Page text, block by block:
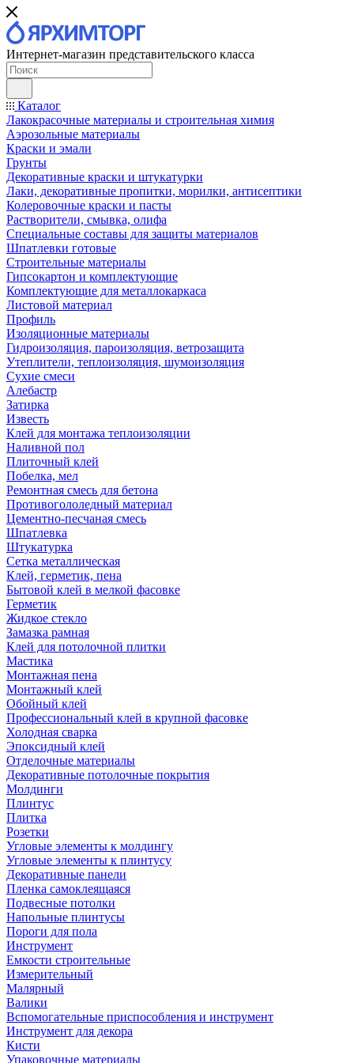
Интернет-магазин представительского класса
Каталог
Лакокрасочные материалы и строительная химия
Аэрозольные материалы
Краски и эмали
Грунты
Декоративные краски и штукатурки
Лаки, декоративные пропитки, морилки, антисептики
Колеровочные краски и пасты
Растворители, смывка, олифа
Специальные составы для защиты материалов
Шпатлевки готовые
Строительные материалы
Гипсокартон и комплектующие
Комплектующие для металлокаркаса
Листовой материал
Профиль
Изоляционные материалы
Гидроизоляция, пароизоляция, ветрозащита
Утеплители, теплоизоляция, шумоизоляция
Сухие смеси
Алебастр
Затирка
Известь
Клей для монтажа теплоизоляции
Наливной пол
Плиточный клей
Побелка, мел
Ремонтная смесь для бетона
Противогололедный материал
Цементно-песчаная смесь
Шпатлевка
Штукатурка
Сетка металлическая
Клей, герметик, пена
Бытовой клей в мелкой фасовке
Герметик
Жидкое стекло
Замазка рамная
Клей для потолочной плитки
Мастика
Монтажная пена
Монтажный клей
Обойный клей
Профессиональный клей в крупной фасовке
Холодная сварка
Эпоксидный клей
Отделочные материалы
Декоративные потолочные покрытия
Молдинги
Плинтус
Плитка
Розетки
Угловые элементы к молдингу
Угловые элементы к плинтусу
Декоративные панели
Пленка самоклеящаяся
Подвесные потолки
Напольные плинтусы
Пороги для пола
Инструмент
Емкости строительные
Измерительный
Малярный
Валики
Вспомогательные приспособления и инструмент
Инструмент для декора
Кисти
Упаковочные материалы